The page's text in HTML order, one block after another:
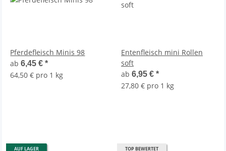
Pferdefleisch Minis 98
ab6,45 €*
64,50 € pro 1 kg
Entenfleisch mini Rollen
soft
ab 6,95 € *
27,80 € pro 1 kg
AUF LAGER TOP BEWERTET